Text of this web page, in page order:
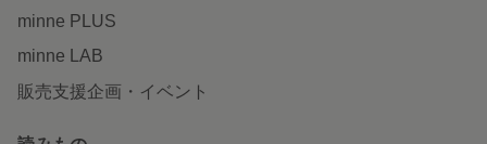
minne PLUS
minne LAB
販売支援企画・イベント